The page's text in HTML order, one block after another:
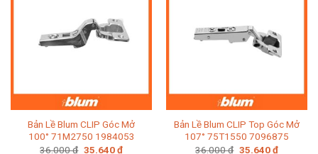
Bản Lề Blum CLIP Góc Mở
100° 71M2750 1984053
36.000₫ Giá
35.640₫Giá
Bản Lề Blum CLIP Top Góc Mở
107° 75T1550 7096875
36.000₫ Giá
35.640₫Giá